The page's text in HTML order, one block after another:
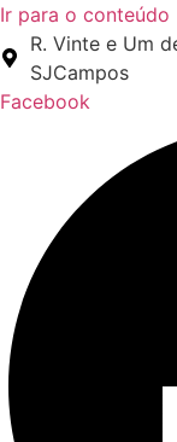
Ir para o conteúdo
R. Vinte e Um
SJCampos
Facebook